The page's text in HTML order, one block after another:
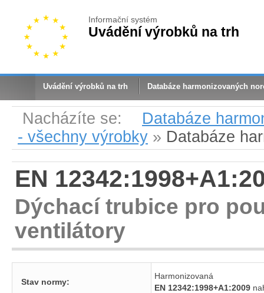
Informační systém
Uvádění výrobků na trh
Uvádění výrobků na trh Databáze harmonizovaných
Nacházíte se:
Databáze
- všechny výrobky » Databáze
EN
Dýchací trubice pro
ventilátory
Stav normy:
Harmonizovaná
EN 12342:1998+A1:2009